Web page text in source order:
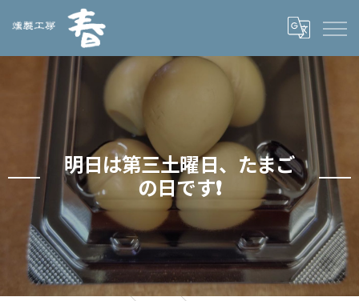
明日は第三土曜日、たまご
の日です❗️